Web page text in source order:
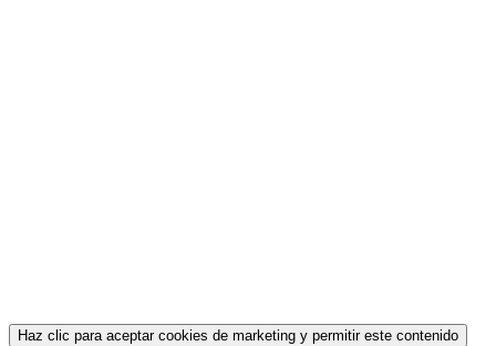
Haz clic para aceptar cookies de marketing y permitir este contenido